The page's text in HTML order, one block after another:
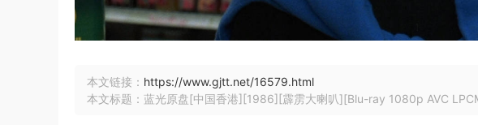
本文链接： https://www.gjtt.net/16579.html
本文标题：蓝光原盘[中国香港][1986][霹雳大喇叭][Blu-ray 1080p AVC